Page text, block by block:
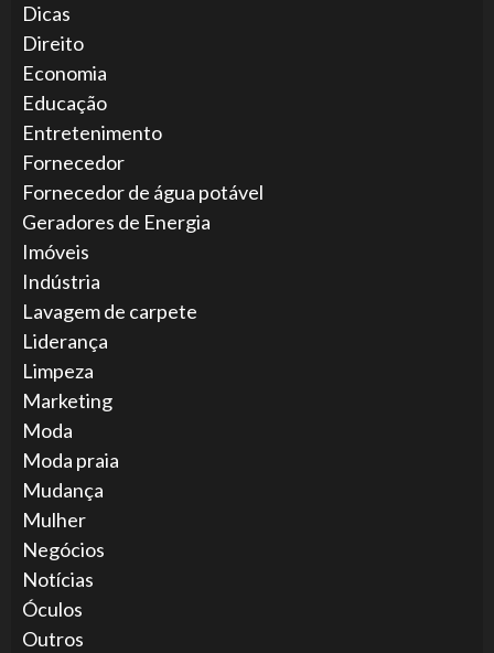
Dicas
Direito
Economia
Educação
Entretenimento
Fornecedor
Fornecedor de água potável
Geradores de Energia
Imóveis
Indústria
Lavagem de carpete
Liderança
Limpeza
Marketing
Moda
Moda praia
Mudança
Mulher
Negócios
Notícias
Óculos
Outros